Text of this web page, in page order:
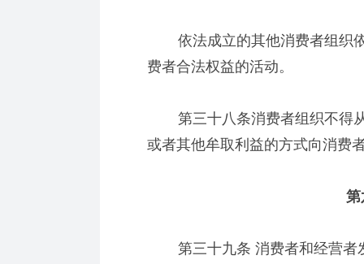
依法成立的其他消费者组织依
费者合法权益的活动。
第三十八条消费者组织不得从
或者其他牟取利益的方式向消费
第
第三十九条 消费者和经营者